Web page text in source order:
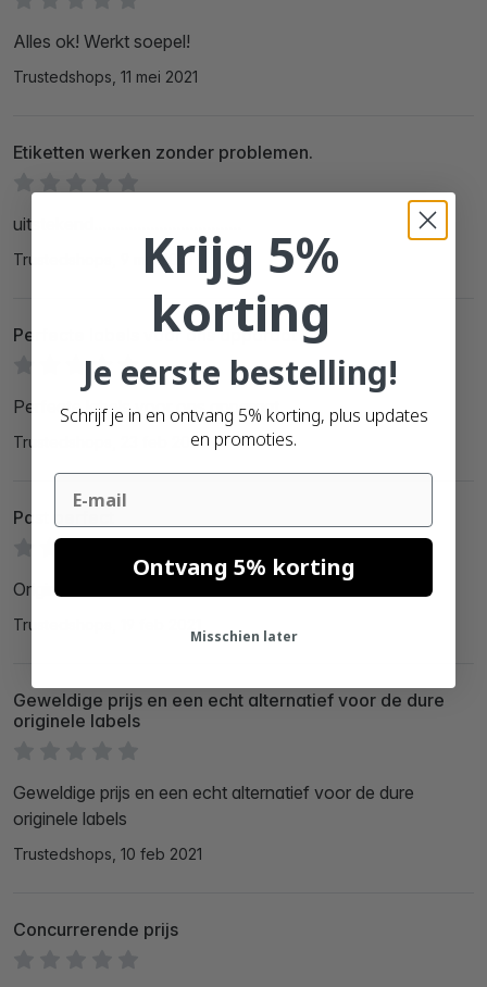
Alles ok! Werkt soepel!
Trustedshops, 11 mei 2021
Etiketten werken zonder problemen.
uitstekend..................................
Trustedshops, 9 mrt 2021
Perfecte labels voor ons apparaat
Perfecte labels voor ons apparaat
Trustedshops, 23 feb 2021
Past perfect
Origineel Dymo..........................................
Trustedshops, 19 feb 2021
Geweldige prijs en een echt alternatief voor de dure
originele labels
Geweldige prijs en een echt alternatief voor de dure
originele labels
Trustedshops, 10 feb 2021
Concurrerende prijs
Krijg 5%
korting
Je eerste bestelling!
Schrijf je in en ontvang 5% korting, plus updates
en promoties.
Email
Ontvang 5% korting
Misschien later